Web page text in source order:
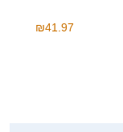
₪41.97